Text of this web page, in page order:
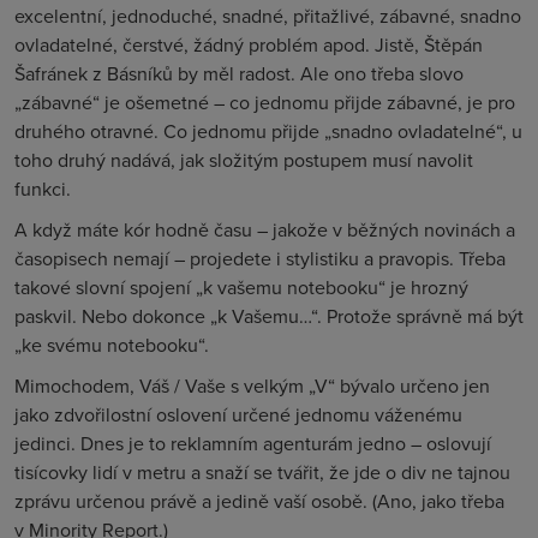
excelentní, jednoduché, snadné, přitažlivé, zábavné, snadno
ovladatelné, čerstvé, žádný problém apod. Jistě, Štěpán
Šafránek z Básníků by měl radost. Ale ono třeba slovo
„zábavné“ je ošemetné – co jednomu přijde zábavné, je pro
druhého otravné. Co jednomu přijde „snadno ovladatelné“, u
toho druhý nadává, jak složitým postupem musí navolit
funkci.
A když máte kór hodně času – jakože v běžných novinách a
časopisech nemají – projedete i stylistiku a pravopis. Třeba
takové slovní spojení „k vašemu notebooku“ je hrozný
paskvil. Nebo dokonce „k Vašemu…“. Protože správně má být
„ke svému notebooku“.
Mimochodem, Váš / Vaše s velkým „V“ bývalo určeno jen
jako zdvořilostní oslovení určené jednomu váženému
jedinci. Dnes je to reklamním agenturám jedno – oslovují
tisícovky lidí v metru a snaží se tvářit, že jde o div ne tajnou
zprávu určenou právě a jedině vaší osobě. (Ano, jako třeba
v Minority Report.)